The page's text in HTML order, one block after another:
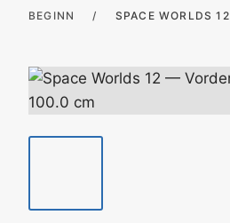
BEGINN / SPACE WORLDS 12